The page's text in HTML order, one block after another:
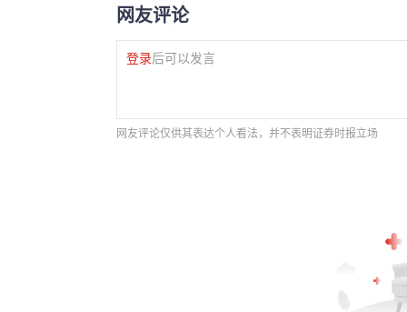
网友评论
登录后可以发言
网友评论仅供其表达个人看法，并不表明证券时报立场